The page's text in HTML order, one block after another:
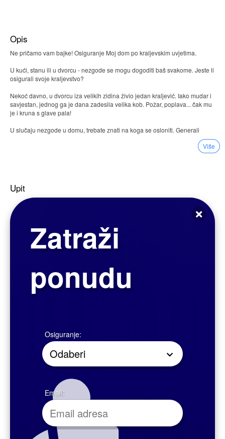
Opis
Ne pričamo vam bajke! Osiguranje Moj dom po kraljevskim uvjetima.
U kući, stanu ili u dvorcu - nezgode se mogu dogoditi baš svakome. Jeste li
osigurali svoje kraljevstvo?
Nekoć davno, u dvorcu iza velikih zidina živio jedan kraljević. Iako mudar i
savjestan, jednog ga je dana zadesila velika kob. Požar, poplava... čak mu
je i kruna s glave pala!
U slučaju nezgode u domu, trebate znati na koga se osloniti. Generali
osiguranje nekretnina i predmeta kućanstva Moj dom Vaša je lavovska
predmeta kućanstva
do 10% ekstra popusta za ugovaranje višegodišnjeg osiguranja
5% popusta za plaćanje godišnje premije u cijelosti
osiguranje na novu vrijednost
godišnja premija već od 100,00 kuna
Iskoristite novost u ponudi dopunskih osiguranja:
Halo majstore!
– Hitne intervencije u osiguranom objektu.
Halo majstore! Halo doktore!
– Hitne intervencije u osiguranom objektu i usluga zdravstvenog
nezgode ili bolesti Vašeg kućnog ljubimca.
Dobro je znati da je Vaš dom u sigurnim rukama
Osigurajte se na vrijeme od posljedica slučajeva koji mogu značajno
utjecati na izdatke u Vašem domu. Bilo da se radi o stanu, kući, vikendici,
predmetima kućanstva ili predmetima od posebne vrijednosti, Generali
Vam osigurava osjećaj bezbrižnosti u Vašem domu po jedinstvenim
pogodnostima.
Odaberite odgovarajući opseg zaštite
Informativni primjeri osiguranja nekretnine i predmeta stalno nastanjenog*
Više
Upit